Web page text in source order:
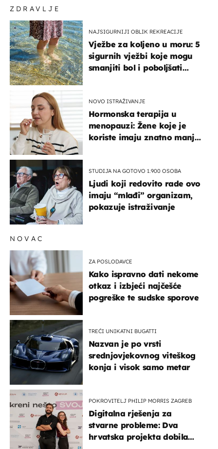
ZDRAVLJE
NAJSIGURNIJI OBLIK REKREACIJE
Vježbe za koljeno u moru: 5
sigurnih vježbi koje mogu
smanjiti bol i poboljšati
NOVO ISTRAŽIVANJE
Hormonska terapija u
menopauzi: Žene koje je
koriste imaju znatno manji
STUDIJA NA GOTOVO 1.900 OSOBA
Ljudi koji redovito rade ovo
imaju “mlađi” organizam,
pokazuje istraživanje
NOVAC
ZA POSLODAVCE
Kako ispravno dati nekome
otkaz i izbjeći najčešće
pogreške te sudske sporove
TREĆI UNIKATNI BUGATTI
Nazvan je po vrsti
srednjovjekovnog viteškog
konja i visok samo metar
POKROVITELJ PHILIP MORRIS ZAGREB
Digitalna rješenja za
stvarne probleme: Dva
hrvatska projekta dobila